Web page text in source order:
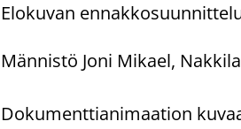
Elokuvan
Männistö Joni Mikael,
Dokumenttianimaation